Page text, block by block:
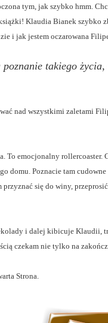
tym, jak szybko hmm.
Klaudia Bianek szybko
i jak jestem oczarowana
takiego
nad wszystkimi zaletami
emocjonalny rollercoaster.
domu. Poznacie tam
się do winy,
i dalej kibicuje
czekam nie tylko na
Strona.